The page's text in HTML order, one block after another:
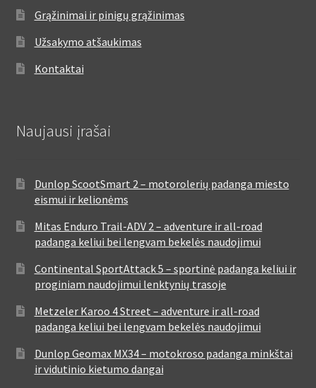
Grąžinimai ir pinigų grąžinimas
Užsakymo atšaukimas
Kontaktai
Naujausi įrašai
Dunlop ScootSmart 2 – motorolerių padanga miesto
eismui ir kelionėms
Mitas Enduro Trail-ADV 2 – adventure ir all-road
padanga keliui bei lengvam bekelės naudojimui
Continental SportAttack 5 – sportinė padanga keliui ir
proginiam naudojimui lenktynių trasoje
Metzeler Karoo 4 Street – adventure ir all-road
padanga keliui bei lengvam bekelės naudojimui
Dunlop Geomax MX34 – motokroso padanga minkštai
ir vidutinio kietumo dangai